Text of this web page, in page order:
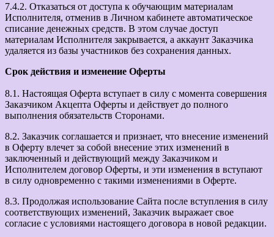
7.4.2. Отказаться от доступа к обучающим материалам
Исполнителя, отменив в Личном кабинете автоматическое
списание денежных средств. В этом случае доступ
материалам Исполнителя закрывается, а аккаунт Заказчика
удаляется из базы участников без сохранения данных.
Срок действия и изменение Оферты
8.1. Настоящая Оферта вступает в силу с момента совершения
Заказчиком Акцепта Оферты и действует до полного
выполнения обязательств Сторонами.
8.2. Заказчик соглашается и признает, что внесение изменений
в Оферту влечет за собой внесение этих изменений в
заключенный и действующий между Заказчиком и
Исполнителем договор Оферты, и эти изменения в вступают
в силу одновременно с такими изменениями в Оферте.
8.3. Продолжая использование Сайта после вступления в силу
соответствующих изменений, Заказчик выражает свое
согласие с условиями настоящего договора в новой редакции.